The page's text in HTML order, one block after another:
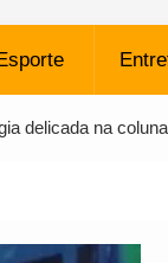
delicada na coluna